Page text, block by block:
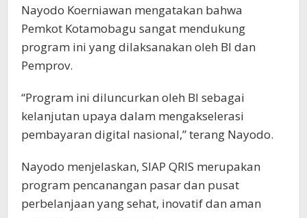
Nayodo Koerniawan mengatakan bahwa
Pemkot Kotamobagu sangat mendukung
program ini yang dilaksanakan oleh BI dan
Pemprov.
“Program ini diluncurkan oleh BI sebagai
kelanjutan upaya dalam mengakselerasi
pembayaran digital nasional,” terang Nayodo.
Nayodo menjelaskan, SIAP QRIS merupakan
program pencanangan pasar dan pusat
perbelanjaan yang sehat, inovatif dan aman